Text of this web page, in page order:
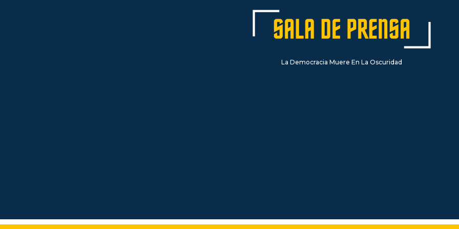
La Democracia Muere En La Oscuridad